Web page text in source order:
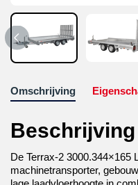
Omschrijving
Beschrijving
De Terrax-2 3000.344×165
machinetransporter,